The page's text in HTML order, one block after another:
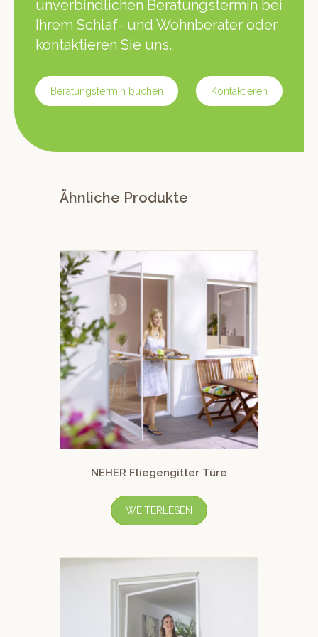
unverbindlichen Beratungstermin bei
Ihrem Schlaf- und Wohnberater oder
kontaktieren Sie uns.
Beratungstermin buchen Kontaktieren
Ähnliche Produkte
NEHER Fliegengitter Türe
WEITERLESEN